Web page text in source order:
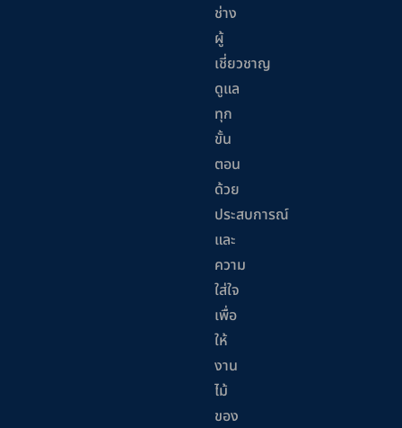
ช่าง
ผู้
เชี่ยวชาญ
ดูแล
ทุก
ขั้น
ตอน
ด้วย
ประสบการณ์
และ
ความ
ใส่ใจ
เพื่อ
ให้
งาน
ไม้
ของ